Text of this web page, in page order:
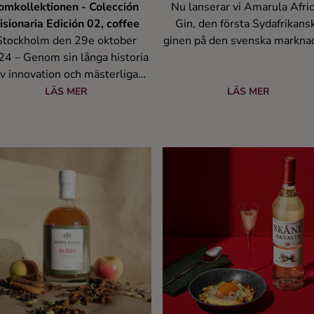
- Colección
Edición 02, coffee
den 29e oktober
– Genom sin långa historia
innovation och mästerliga
skapande presenterar den
Colección Visionaria
02, Coffee. Lanseringen
starten på en fantastisk
resa, där Brugals 135-åriga
av exceptionellt hantverk
av rom visas genom en serie
utgåvor, där varje utgåva är
av en unik ingrediens
för den Dominikanska
LÄS MER
Nu lanserar vi Amarula
Gin, den första
ginen på den svenska
produceras och hur den
de afrikanska elefanterna, att
stärka samhället och att
människorna som bor och
området. Arbetet görs
tillsammans med olika icke
vinstdrivande organisationer –
verkligt beaktansvärt
LÄS MER